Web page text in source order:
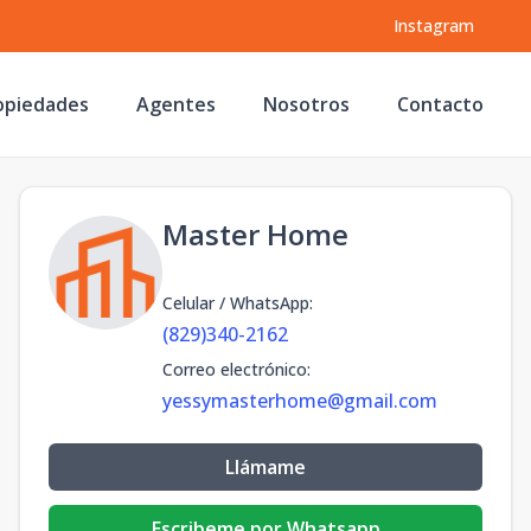
Instagram
Agentes Nosotros Contacto
Master Home
Celular / WhatsApp:
(829)340-2162
Correo electrónico:
yessymasterhome@gmail.com
Llámame